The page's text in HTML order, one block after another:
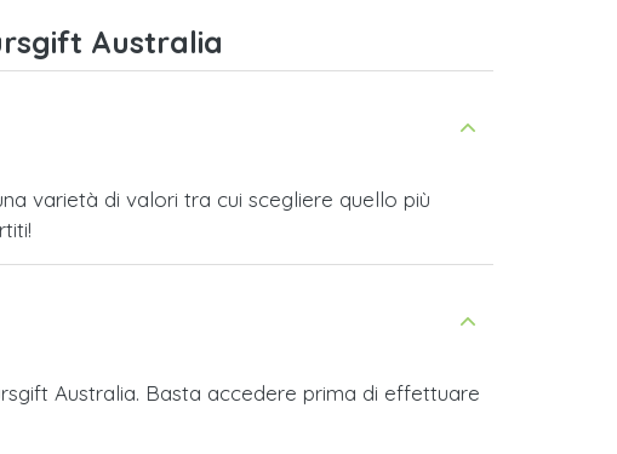
Australia
varietà di valori tra cui scegliere quello più
Australia. Basta accedere prima di effettuare